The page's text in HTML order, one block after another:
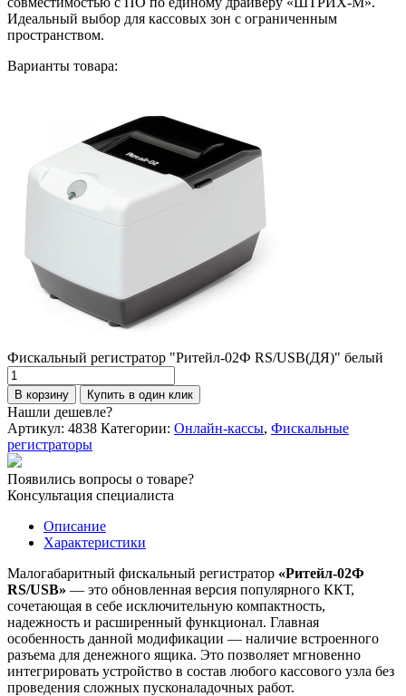
Идеальный выбор для кассовых зон с ограниченным
пространством.
Варианты товара:
Фискальный регистратор "Ритейл-02Ф RS/USB(ДЯ)" белый
Количество
товара
Фискальный
регистратор
"Ритейл-02Ф
RS/USB(ДЯ)"
белый
В корзину Купить в один клик
Нашли дешевле?
Артикул: 4838 Категории: Онлайн-кассы, Фискальные
регистраторы
Появились вопросы о товаре?
Консультация специалиста
Описание
Характеристики
Малогабаритный фискальный регистратор «Ритейл-02Ф
RS/USB» — это обновленная версия популярного ККТ,
сочетающая в себе исключительную компактность,
надежность и расширенный функционал. Главная
особенность данной модификации — наличие встроенного
разъема для денежного ящика. Это позволяет мгновенно
интегрировать устройство в состав любого кассового узла без
проведения сложных пусконаладочных работ.